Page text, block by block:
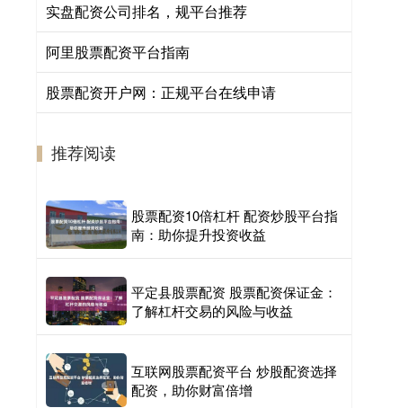
实盘配资公司排名，规平台推荐
阿里股票配资平台指南
股票配资开户网：正规平台在线申请
推荐阅读
股票配资10倍杠杆 配资炒股平台指
南：助你提升投资收益
平定县股票配资 股票配资保证金：
了解杠杆交易的风险与收益
互联网股票配资平台 炒股配资选择
配资，助你财富倍增